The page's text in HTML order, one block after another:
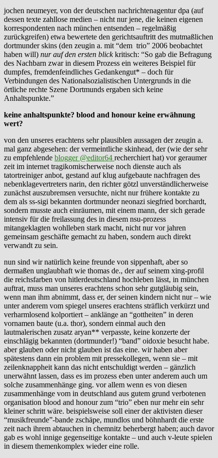
jochen neumeyer, von der deutschen nachrichtenagentur dpa (auf
dessen texte zahllose medien – nicht nur jene, die keinen eigenen
korrespondenten nach münchen entsenden – regelmäßig
zurückgreifen) etwa bewertete den gerichtsauftritt des mutmaßlichen
dortmunder skins (den zeugin a. mit “dem trio” 2006 beobachtet
haben will) nur auf den ersten blickkritisch: “So gab die Befragung
des Nachbarn zwar in diesem Prozess ein weiteres Beispiel für
dumpfes, fremdenfeindliches Gedankengut* – doch für
Verbindungen des Nationalsozialistischen Untergrunds in die
örtliche rechte Szene Dortmunds ergaben sich keine
Anhaltspunkte.”
keine anhaltspunkte? blood and honour keine erwähnung
wert?
von den unseres erachtens sehr plausiblen aussagen der zeugin a.
mal ganz abgesehen: der vermeintliche skinhead, der (wie der sehr
zu empfehlende blogger @editor64 recherchiert hat) vor geraumer
zeit im internet tragikomischerweise noch dienste auch als
tatortreiniger anbot, gestand auf klug aufgebaute nachfragen des
nebenklagevertreters narin, den richter götzl unverständlicherweise
zunächst auszubremsen versuchte, nicht nur frühere kontakte zu
dem als ss-sigi bekannten dortmunder neonazi siegfried borchardt,
sondern musste auch einräumen, mit einem mann, der sich gerade
intensiv für die freilassung des in diesem nsu-prozess
mitangeklagten wohlleben stark macht, nicht nur vor jahren
gemeinsam geschäfte gemacht zu haben, sondern auch direkt
verwandt zu sein.
nun sind wir natürlich keine freunde von sippenhaft, aber so
dermaßen unglaubhaft wie thomas de., der auf seinem xing-profil
die reichsfarben von hitlerdeutschland hochleben lässt, in münchen
auftrat, muss man unseres erachtens schon sehr gutgläubig sein,
wenn man ihm abnimmt, dass er, der seinen kindern nicht nur – wie
unter anderem vom spiegel unseres erachtens sträflich verkürzt und
verharmlosend kolportiert – anklänge an “gottheiten” in deren
vornamen baute (u.a. thor), sondern einmal auch den
lautmalerischen zusatz aryan** verpasste, keine konzerte der
einschlägig bekannten (dortmunder!) “band” oidoxie besucht habe.
aber glauben oder nicht glauben ist das eine. wir haben aber
spätestens dann ein problem mit pressekollegen, wenn sie – mit
zeilenknappheit kann das nicht entschuldigt werden – gänzlich
unerwähnt lassen, dass es im prozess eben unter anderem auch um
solche zusammenhänge ging. vor allem wenn es von diesen
zusammenhänge vom in deutschland aus gutem grund verbotenen
organisation blood and honour zum “trio” eben nur mehr ein sehr
kleiner schritt wäre. beispielsweise soll einer der aktivisten dieser
“musikfreunde”-bande zschäpe, mundlos und böhnhardt die erste
zeit nach ihrem abtauchen in chemnitz beherbergt haben; auch davor
gab es wohl innige gegenseitige kontakte – und auch v-leute spielen
in diesem themenkomplex wieder eine rolle.